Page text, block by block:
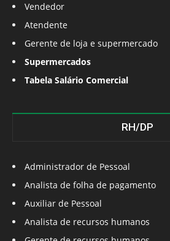
Vendedor
Atendente
Gerente de loja e supermercado
Supermercados
Tabela Salário Comercial
RH/DP
Administrador de Pessoal
Analista de folha de pagamento
Auxiliar de Pessoal
Analista de recursos humanos